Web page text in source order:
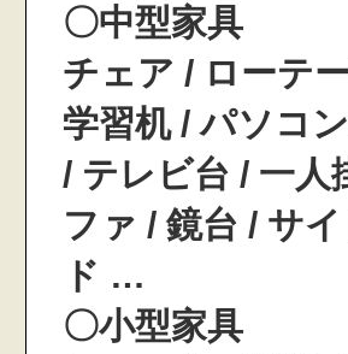
〇中型家具
チェア / ローテ
学習机 / パソコ
/ テレビ台 / 一人
ファ / 鏡台 / サ
ド …
〇小型家具